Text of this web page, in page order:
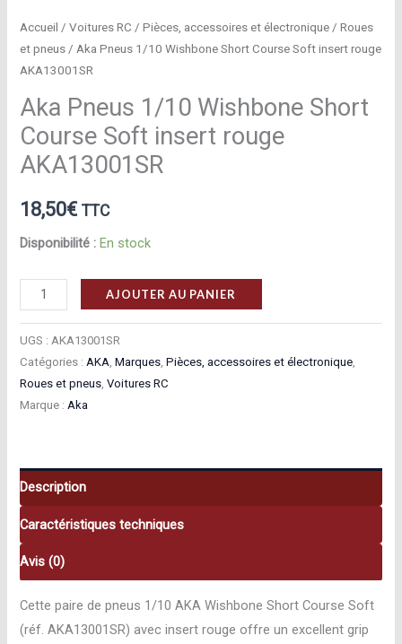
Accueil /Voitures RC /Pièces, accessoires et électronique /Roues
et pneus / Aka Pneus 1/10 Wishbone Short Course Soft insert rouge
AKA13001SR
Aka Pneus 1/10 Wishbone Short
Course Soft insert rouge
AKA13001SR
18,50€ TTC
Disponibilité : En stock
quantité
de
Aka
Pneus
1/10
Wishbone
Soft
insert
rouge
AKA13001SR
AJOUTER AU PANIER
UGS :AKA13001SR
Catégories :AKA,Marques,Pièces, accessoires et électronique,
Roues et pneus,Voitures RC
Marque :Aka
Description
Caractéristiques techniques
Avis (0)
Cette paire de pneus 1/10 AKA Wishbone Short Course Soft
(réf. AKA13001SR) avec insert rouge offre un excellent grip